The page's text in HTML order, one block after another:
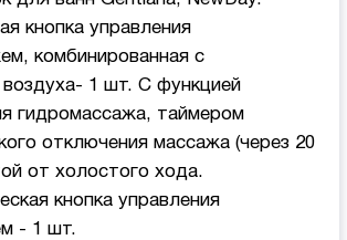
кнопка управления
комбинированная с
1 шт. С функцией
гидромассажа, таймером
отключения массажа (через 20
от холостого хода.
кнопка управления
- 1 шт.